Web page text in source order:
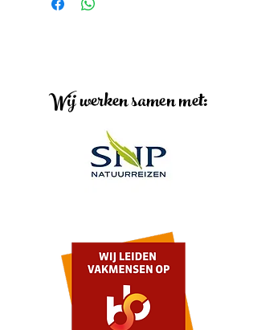
Wij werken samen met: